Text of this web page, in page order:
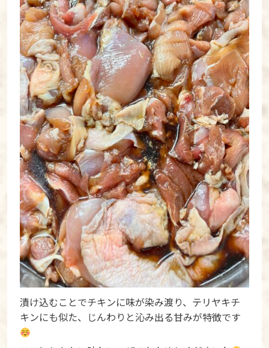
漬け込むことでチキンに味が染み渡り、テリヤキチ
キンにも似た、じんわりと沁み出る甘みが特徴です